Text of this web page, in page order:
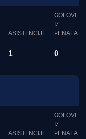
ASISTENCIJE
GOLOVI
IZ
PENALA
1 0
ASISTENCIJE
GOLOVI
IZ
PENALA